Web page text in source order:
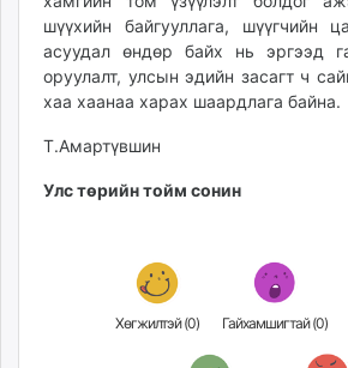
шүүхийн байгууллага, шүүгчийн
асуудал өндөр байх нь эргээд
оруулалт, улсын эдийн засагт ч
хаа хаанаа харах шаардлага байна.
Т.Амартүвшин
Улс төрийн тойм сонин
Хөгжилтэй (0) Гайхамшигтай (0)